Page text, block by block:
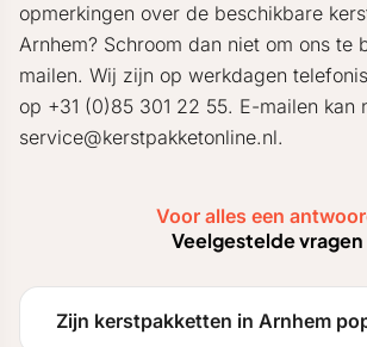
opmerkingen over de beschikbare
Arnhem? Schroom dan niet om ons te
mailen. Wij zijn op werkdagen
op +31 (0)85 301 22 55. E-mailen kan
service@kerstpakketonline.nl.
Voor alles een
Veelgestelde vragen
Zijn kerstpakketten in Arnhem